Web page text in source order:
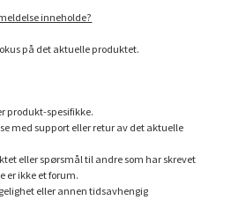
inneholde?
på det aktuelle produktet.
produkt-spesifikke.
med support eller retur av det aktuelle
eller spørsmål til andre som har skrevet
er ikke et forum.
eller annen tidsavhengig